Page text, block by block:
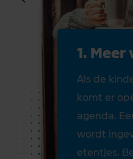
1. Meer
Als de
komt er
agenda.
wordt
etentjes.